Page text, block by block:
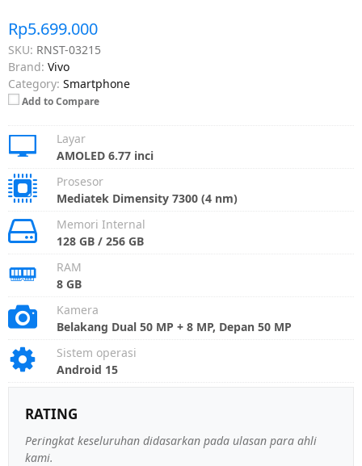
Rp5.699.000
SKU: RNST-03215
Brand: Vivo
Category: Smartphone
Add to Compare
Layar
AMOLED 6.77 inci
Prosesor
Mediatek Dimensity 7300 (4 nm)
Memori Internal
128 GB / 256 GB
RAM
8 GB
Kamera
Belakang Dual 50 MP + 8 MP, Depan 50 MP
Sistem operasi
Android 15
RATING
Peringkat keseluruhan didasarkan pada ulasan para ahli
kami.